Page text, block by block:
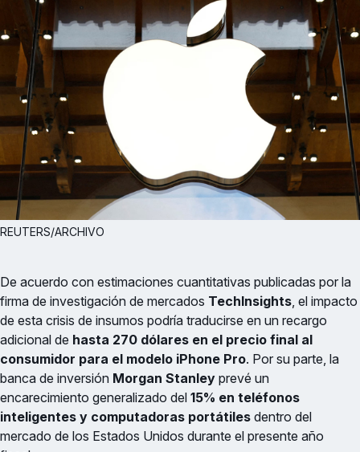
REUTERS/ARCHIVO
De acuerdo con estimaciones cuantitativas publicadas por la
firma de investigación de mercados TechInsights , el impacto
de esta crisis de insumos podría traducirse en un recargo
adicional de hasta 270 dólares en el precio final al
consumidor para el modelo iPhone Pro. Por su parte, la
banca de inversión Morgan Stanley prevé un
encarecimiento generalizado del 15% en teléfonos
inteligentes y computadoras portátiles dentro del
mercado de los Estados Unidos durante el presente año